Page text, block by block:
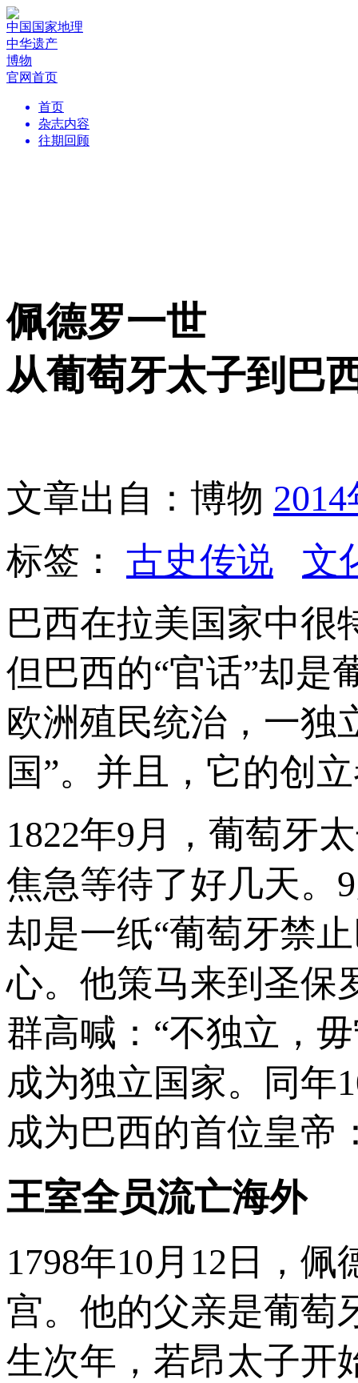
中国国家地理
中华遗产
博物
官网首页
首页
杂志内容
往期回顾
佩德罗一世
从葡萄牙太子到巴
文章出自：博物
标签： 古史传说
文
巴西在拉美国家中很
但巴西的“官话”却是
欧洲殖民统治，一独
国”。并且，它的创
1822年9月，葡萄牙
焦急等待了好几天。
却是一纸“葡萄牙禁
心。他策马来到圣保
群高喊：“不独立，
成为独立国家。同年
成为巴西的首位皇帝
王室全员流亡海外
1798年10月12日，
宫。他的父亲是葡萄
生次年，若昂太子开